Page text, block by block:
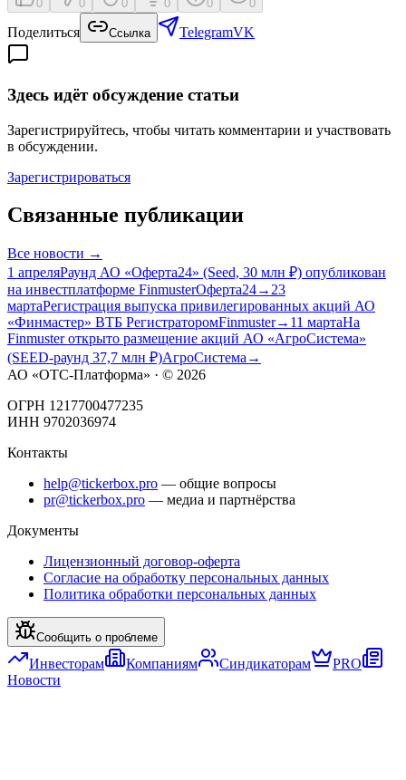
0 0 0 0 0 0
Поделиться Ссылка TelegramVK
Здесь идёт обсуждение статьи
Зарегистрируйтесь, чтобы читать комментарии и участвовать
в обсуждении.
Зарегистрироваться
Связанные публикации
Все новости →
1 апреляРаунд АО «Оферта24» (Seed, 30 млн ₽) опубликован
на инвестплатформе FinmusterОферта24→ 23
мартаРегистрация выпуска привилегированных акций АО
«Финмастер» ВТБ РегистраторомFinmuster→ 11 мартаНа
Finmuster открыто размещение акций АО «АгроСистема»
(SEED-раунд 37,7 млн ₽)АгроСистема →
АО «ОТС-Платформа» · © 2026
ОГРН 1217700477235
ИНН 9702036974
Контакты
help@tickerbox.pro — общие вопросы
pr@tickerbox.pro — медиа и партнёрства
Документы
Лицензионный договор-оферта
Согласие на обработку персональных данных
Политика обработки персональных данных
Сообщить о проблеме
Инвесторам Компаниям Синдикаторам
PRO
Новости